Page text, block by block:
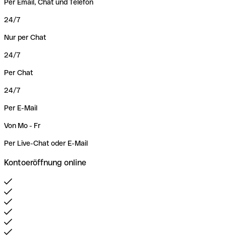
Per Email, Chat und Telefon
24/7
Nur per Chat
24/7
Per Chat
24/7
Per E-Mail
Von Mo - Fr
Per Live-Chat oder E-Mail
Kontoeröffnung online